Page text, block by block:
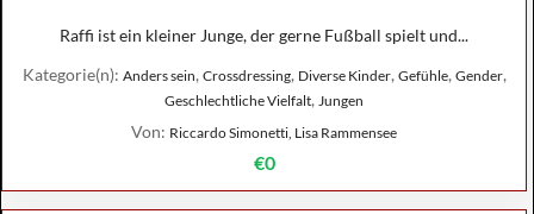
Raffi ist ein kleiner Junge, der gerne Fußball spielt und...
Kategorie(n): Anders sein, Crossdressing, Diverse Kinder, Gefühle, Gender,
Geschlechtliche Vielfalt, Jungen
Von: Riccardo Simonetti, Lisa Rammensee
€0